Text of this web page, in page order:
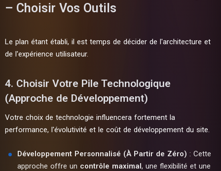
– Choisir Vos Outils
Le plan étant établi, il est temps de décider de l'architecture et
de l'expérience utilisateur.
4. Choisir Votre Pile Technologique
(Approche de Développement)
Votre choix de technologie influencera fortement la
performance, l'évolutivité et le coût de développement du site.
Développement Personnalisé (À Partir de Zéro) : Cette
approche offre un contrôle maximal, une flexibilité et une